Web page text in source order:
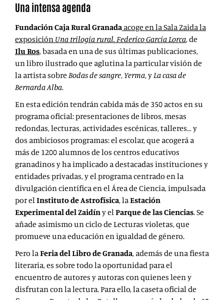
Una intensa agenda
Fundación Caja Rural Granada acoge en la Sala Zaida la
exposición Una trilogía rural. Federico García Lorca, de
Ilu Ros, basada en una de sus últimas publicaciones,
un libro ilustrado que aglutina la particular visión de
la artista sobre Bodas de sangre, Yerma, yLa casa de
Bernarda Alba.
En esta edición tendrán cabida más de 350 actos en su
programa oficial: presentaciones de libros, mesas
redondas, lecturas, actividades escénicas, talleres… y
dos ambiciosos programas: el escolar, que acogerá a
más de 1200 alumnos de los centros educativos
granadinos y ha implicado a destacadas instituciones y
entidades privadas, y el programa centrado en la
divulgación científica en el Área de Ciencia, impulsada
por elInstituto de Astrofísica, laEstación
Experimental del Zaidíny elParque de las Ciencias. Se
añade asimismo un ciclo de Lecturas violetas, que
promueve una educación en igualdad de género.
Pero laFeria del Libro de Granada, además de una fiesta
literaria, es sobre todo la oportunidad para el
encuentro de autores y autoras con quienes leen y
disfrutan con la lectura. Para ello, la caseta oficial de